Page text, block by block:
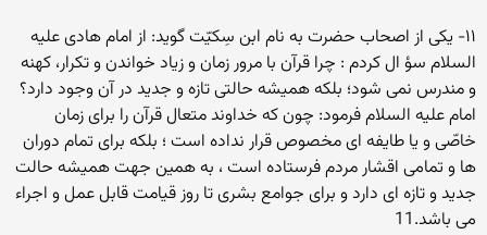
۱۱- یکى از اصحاب حضرت به نام ابن سِکیّت گوید: از امام هادى علیه
السلام سؤ ال کردم : چرا قرآن با مرور زمان و زیاد خواندن و تکرار، کهنه
و مندرس نمى شود؛ بلکه همیشه حالتى تازه و جدید در آن وجود دارد؟
امام علیه السلام فرمود: چون که خداوند متعال قرآن را براى زمان
خاصّى و یا طایفه اى مخصوص قرار نداده است ؛ بلکه براى تمام دوران
ها و تمامى اقشار مردم فرستاده است ، به همین جهت همیشه حالت
جدید و تازه اى دارد و براى جوامع بشرى تا روز قیامت قابل عمل و اجراء
مى باشد.11